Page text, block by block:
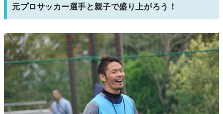
元プロサッカー選手と親子で盛り上がろう！